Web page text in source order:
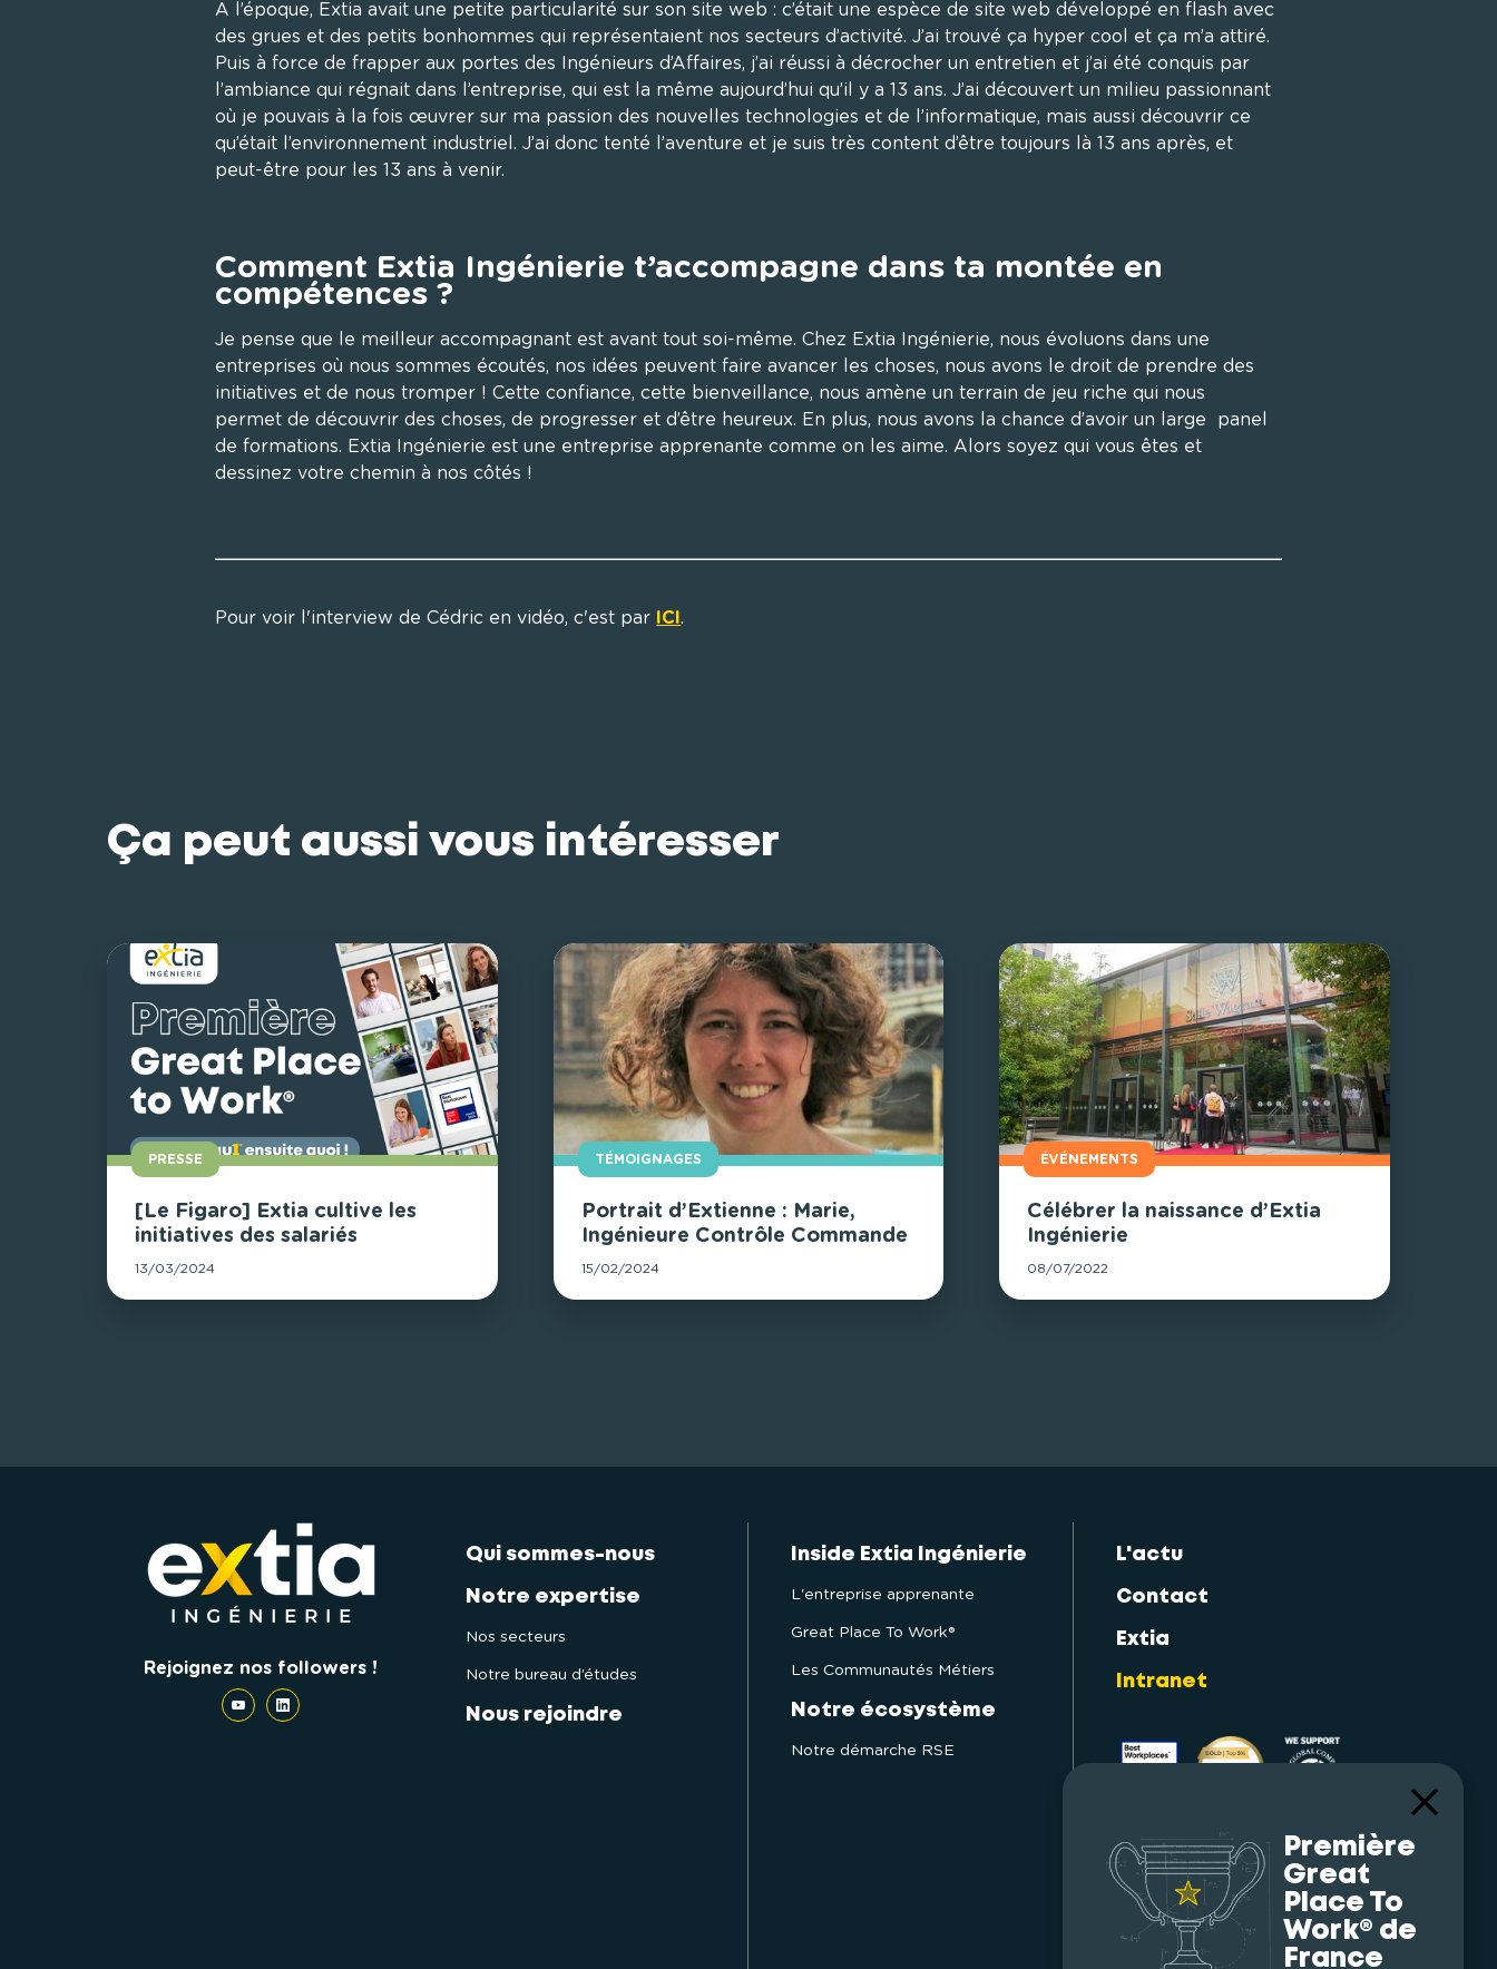
A l’époque, Extia avait une petite particularité sur son site web : c’était une espèce de site web développé en flash avec
des grues et des petits bonhommes qui représentaient nos secteurs d’activité. J’ai trouvé ça hyper cool et ça m’a attiré.
Puis à force de frapper aux portes des Ingénieurs d’Affaires, j’ai réussi à décrocher un entretien et j’ai été conquis par
l’ambiance qui régnait dans l’entreprise, qui est la même aujourd’hui qu’il y a 13 ans. J’ai découvert un milieu passionnant
où je pouvais à la fois œuvrer sur ma passion des nouvelles technologies et de l’informatique, mais aussi découvrir ce
qu’était l’environnement industriel. J’ai donc tenté l’aventure et je suis très content d’être toujours là 13 ans après, et
peut-être pour les 13 ans à venir.
Comment Extia Ingénierie t’accompagne dans ta montée en
compétences ?
Je pense que le meilleur accompagnant est avant tout soi-même. Chez Extia Ingénierie, nous évoluons dans une
entreprises où nous sommes écoutés, nos idées peuvent faire avancer les choses, nous avons le droit de prendre des
initiatives et de nous tromper ! Cette confiance, cette bienveillance, nous amène un terrain de jeu riche qui nous
permet de découvrir des choses, de progresser et d’être heureux. En plus, nous avons la chance d’avoir un large  panel
de formations. Extia Ingénierie est une entreprise apprenante comme on les aime. Alors soyez qui vous êtes et
dessinez votre chemin à nos côtés !
Pour voir l'interview de Cédric en vidéo, c'est par ICI .
Ça peut aussi vous intéresser
PRESSE
[Le Figaro] Extia cultive les
initiatives des salariés
13/03/2024
TÉMOIGNAGES
Portrait d’Extienne : Marie,
Ingénieure Contrôle Commande
15/02/2024
ÉVÉNEMENTS
Célébrer la naissance d’Extia
Ingénierie
08/07/2022
Rejoignez nos followers !
Qui sommes-nous
Notre expertise
Nos secteurs
Notre bureau d’études
Nous rejoindre
Inside Extia Ingénierie
L'entreprise apprenante
Great Place To Work®
Les Communautés Métiers
Notre écosystème
Notre démarche RSE
L'actu
Contact
Extia
Intranet
Première
Great
Place To
Work® de
France